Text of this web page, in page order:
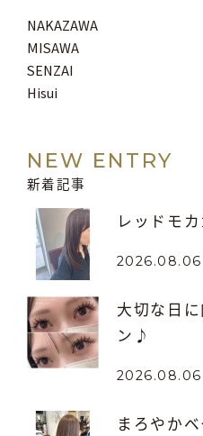
NAKAZAWA
MISAWA
SENZAI
Hisui
NEW ENTRY
新着記事
レッドモ
2026.08.06
大切な日
ン♪
2026.08.06
まろやか